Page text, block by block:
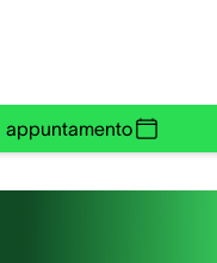
appuntamento